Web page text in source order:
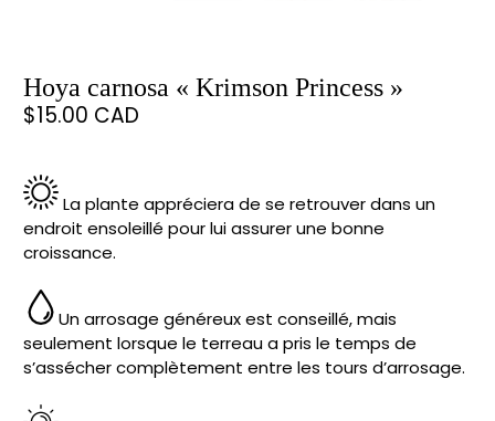
Hoya carnosa « Krimson Princess »
$15.00 CAD
La plante appréciera de se retrouver dans un
endroit ensoleillé pour lui assurer une bonne
croissance.
Un arrosage généreux est conseillé, mais
seulement lorsque le terreau a pris le temps de
s’assécher complètement entre les tours d’arrosage.